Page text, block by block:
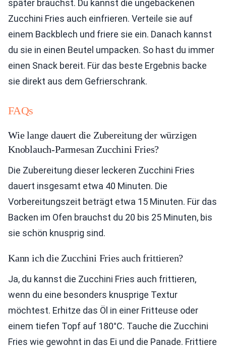
später brauchst. Du kannst die ungebackenen
Zucchini Fries auch einfrieren. Verteile sie auf
einem Backblech und friere sie ein. Danach kannst
du sie in einen Beutel umpacken. So hast du immer
einen Snack bereit. Für das beste Ergebnis backe
sie direkt aus dem Gefrierschrank.
FAQs
Wie lange dauert die Zubereitung der würzigen
Knoblauch-Parmesan Zucchini Fries?
Die Zubereitung dieser leckeren Zucchini Fries
dauert insgesamt etwa 40 Minuten. Die
Vorbereitungszeit beträgt etwa 15 Minuten. Für das
Backen im Ofen brauchst du 20 bis 25 Minuten, bis
sie schön knusprig sind.
Kann ich die Zucchini Fries auch frittieren?
Ja, du kannst die Zucchini Fries auch frittieren,
wenn du eine besonders knusprige Textur
möchtest. Erhitze das Öl in einer Fritteuse oder
einem tiefen Topf auf 180°C. Tauche die Zucchini
Fries wie gewohnt in das Ei und die Panade. Frittiere